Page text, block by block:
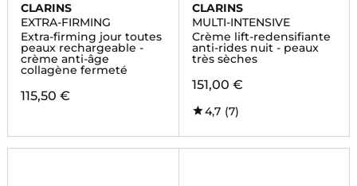
CLARINS
EXTRA-FIRMING
Extra-firming jour toutes
peaux rechargeable -
crème anti-âge
collagène fermeté
115,50 €
CLARINS
MULTI-INTENSIVE
Crème lift-redensifiante
anti-rides nuit - peaux
très sèches
151,00 €
4,7 (7)